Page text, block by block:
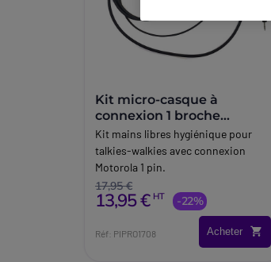
Kit micro-casque à
connexion 1 broche
Motorola
Kit mains libres hygiénique pour
talkies-walkies avec connexion
Motorola 1 pin.
17,95 €
13,95 € HT -22%
Réf: PIPRO1708 Acheter